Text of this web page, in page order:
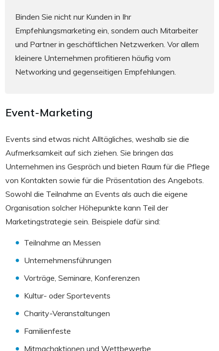
Binden Sie nicht nur Kunden in Ihr
Empfehlungsmarketing ein, sondern auch Mitarbeiter
und Partner in geschäftlichen Netzwerken. Vor allem
kleinere Unternehmen profitieren häufig vom
Networking und gegenseitigen Empfehlungen.
Event-Marketing
Events sind etwas nicht Alltägliches, weshalb sie die
Aufmerksamkeit auf sich ziehen. Sie bringen das
Unternehmen ins Gespräch und bieten Raum für die Pflege
von Kontakten sowie für die Präsentation des Angebots.
Sowohl die Teilnahme an Events als auch die eigene
Organisation solcher Höhepunkte kann Teil der
Marketingstrategie sein. Beispiele dafür sind:
Teilnahme an Messen
Unternehmensführungen
Vorträge, Seminare, Konferenzen
Kultur- oder Sportevents
Charity-Veranstaltungen
Familienfeste
Mitmachaktionen und Wettbewerbe